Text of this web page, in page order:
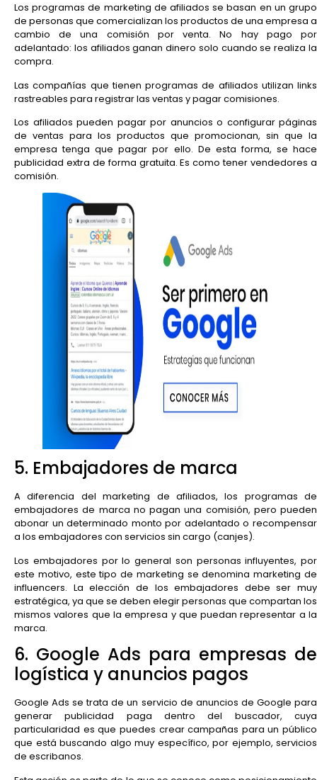
Los programas de marketing de afiliados se basan en un grupo
de personas que comercializan los productos de una empresa a
cambio de una comisión por venta. No hay pago por
adelantado: los afiliados ganan dinero solo cuando se realiza la
compra.
Las compañías que tienen programas de afiliados utilizan links
rastreables para registrar las ventas y pagar comisiones.
Los afiliados pueden pagar por anuncios o configurar páginas
de ventas para los productos que promocionan, sin que la
empresa tenga que pagar por ello. De esta forma, se hace
publicidad extra de forma gratuita. Es como tener vendedores a
comisión.
5. Embajadores de marca
A diferencia del marketing de afiliados, los programas de
embajadores de marca no pagan una comisión, pero pueden
abonar un determinado monto por adelantado o recompensar
a los embajadores con servicios sin cargo (canjes).
Los embajadores por lo general son personas influyentes, por
este motivo, este tipo de marketing se denomina marketing de
influencers. La elección de los embajadores debe ser muy
estratégica, ya que se deben elegir personas que compartan los
mismos valores que la empresa y que puedan representar a la
marca.
6. Google Ads para empresas de
logística y anuncios pagos
Google Ads se trata de un servicio de anuncios de Google para
generar publicidad paga dentro del buscador, cuya
particularidad es que puedes crear campañas para un público
que está buscando algo muy específico, por ejemplo, servicios
de escribanos.